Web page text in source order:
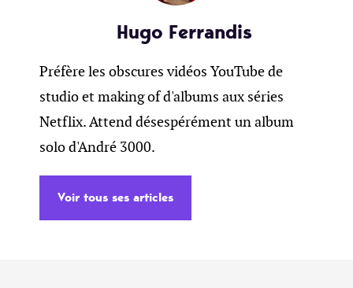
Hugo Ferrandis
Préfère les obscures vidéos YouTube de
studio et making of d'albums aux séries
Netflix. Attend désespérément un album
solo d'André 3000.
Voir tous ses articles